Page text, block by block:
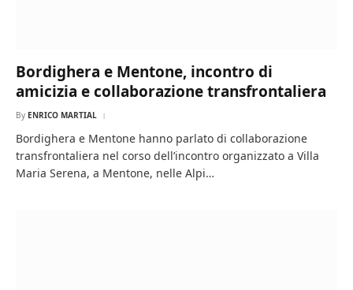
Bordighera e Mentone, incontro di
amicizia e collaborazione transfrontaliera
By ENRICO MARTIAL
Bordighera e Mentone hanno parlato di collaborazione
transfrontaliera nel corso dell’incontro organizzato a Villa
Maria Serena, a Mentone, nelle Alpi…